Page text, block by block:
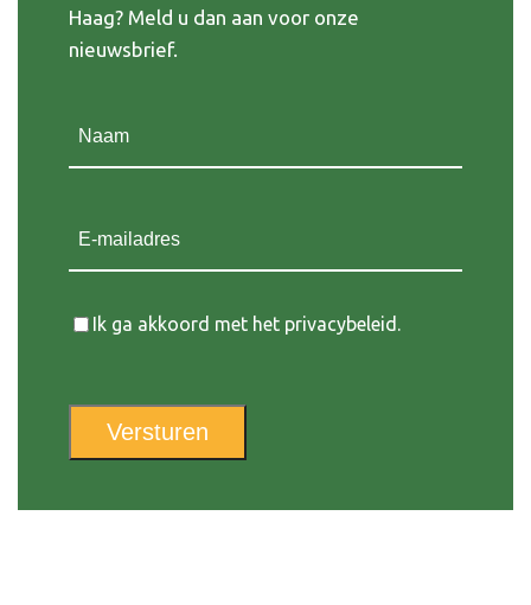
Haag? Meld u dan aan voor onze
nieuwsbrief.
Instemming
Ik ga akkoord met het privacybeleid.
Versturen